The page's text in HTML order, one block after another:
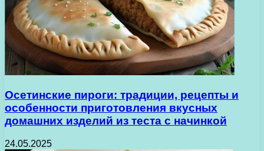
Осетинские пироги: традиции, рецепты и
особенности приготовления вкусных
домашних изделий из теста с начинкой
24.05.2025